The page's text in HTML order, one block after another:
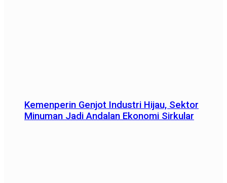
Kemenperin Genjot Industri Hijau, Sektor
Minuman Jadi Andalan Ekonomi Sirkular